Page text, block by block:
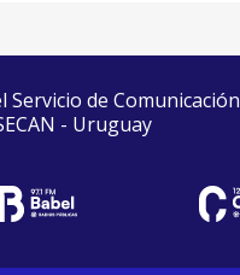
de Comunicación
- Uruguay